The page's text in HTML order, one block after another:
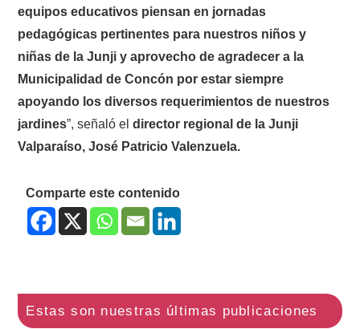
equipos educativos piensan en jornadas
pedagógicas pertinentes para nuestros niños y
niñas de la Junji y aprovecho de agradecer a la
Municipalidad de Concón por estar siempre
apoyando los diversos requerimientos de nuestros
jardines”, señaló eldirector regional de la Junji
Valparaíso, José Patricio Valenzuela.
Comparte este contenido